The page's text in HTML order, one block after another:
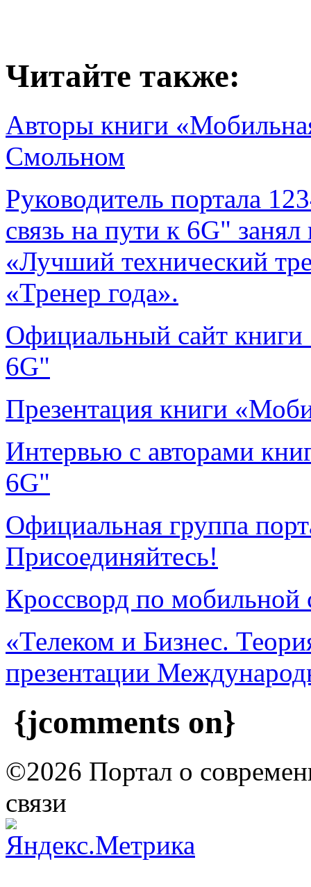
Читайте также:
Авторы книги
Смольном
Руководитель портала
связь на пути к 6G"
«Лучший технический
«Тренер года».
Официальный сайт книги
6G"
Презентация книги
Интервью с авторами
6G"
Официальная группа
Присоединяйтесь!
Кроссворд по мобильной
«Телеком и Бизнес.
презентации
{jcomments on}
©2026 Портал о
связи